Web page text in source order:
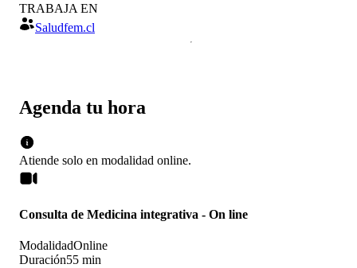
Agenda tu hora
Atiende solo en modalidad online.
Consulta de Medicina integrativa - On line
ModalidadOnline
Duración55 min
TRABAJA EN
Saludfem.cl